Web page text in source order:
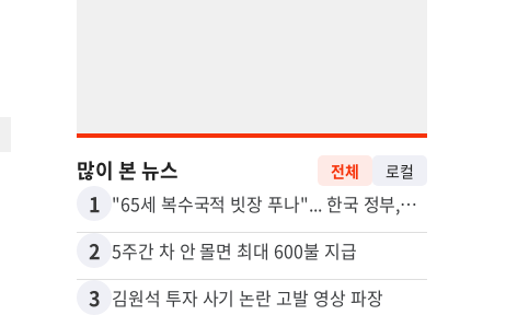
많이 본 뉴스 전체 로컬
1 "65세 복수국적 빗장 푸나"... 한국 정부, 연령 완화 전면 추진
2 5주간 차 안 몰면 최대 600불 지급
3 김원석 투자 사기 논란 고발 영상 파장